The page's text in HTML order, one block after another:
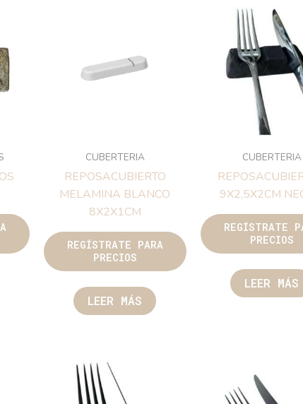
CUBERTERIA
REPOSACUBIERTO
MELAMINA BLANCO
8X2X1CM
REGÍSTRATE PARA
PRECIOS
LEER MÁS
CUBERTERIA
9X2,5X2CM
REGÍSTRATE
PRECIOS
LEER MÁS